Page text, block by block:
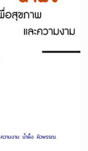
ความงาม, น้ำผึ้ง, ผิวพรรณ,